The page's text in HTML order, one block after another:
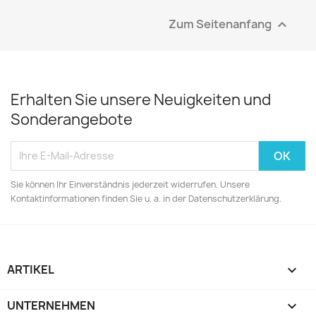
Zum Seitenanfang 
Erhalten Sie unsere Neuigkeiten und
Sonderangebote
Sie können Ihr Einverständnis jederzeit widerrufen. Unsere
Kontaktinformationen finden Sie u. a. in der Datenschutzerklärung.
ARTIKEL 
UNTERNEHMEN 